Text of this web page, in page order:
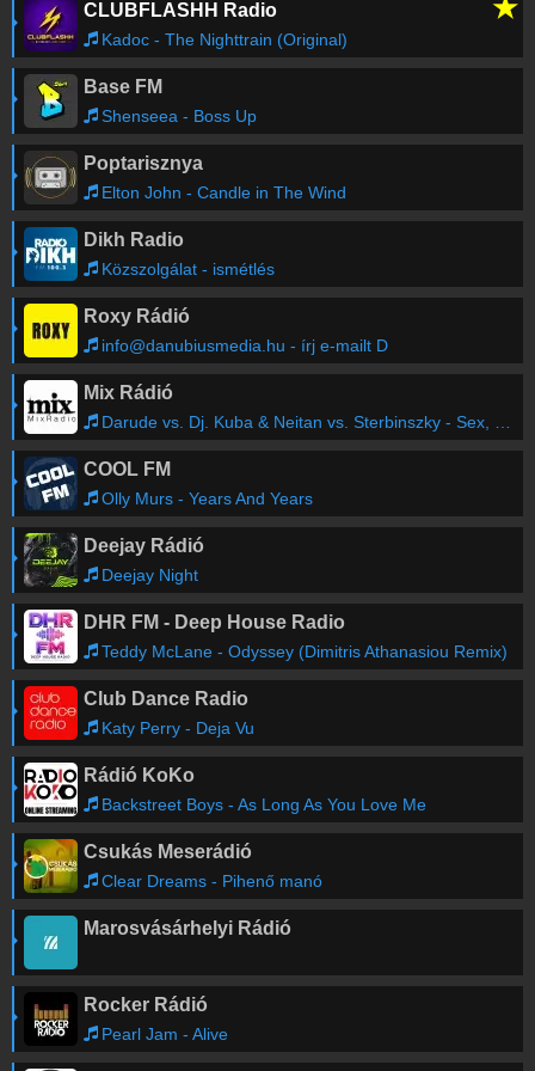
CLUBFLASHH Radio ★
Kadoc - The Nighttrain (Original)
Base FM
Shenseea - Boss Up
Poptarisznya
Elton John - Candle in The Wind
Dikh Radio
Közszolgálat - ismétlés
Roxy Rádió
info@danubiusmedia.hu - írj e-mailt D
Mix Rádió
Darude vs. Dj. Kuba & Neitan vs. Sterbinszky - Sex, Drugs & Sandstorm (Vadim Vronskiy Edit 2023)
COOL FM
Olly Murs - Years And Years
Deejay Rádió
Deejay Night
DHR FM - Deep House Radio
Teddy McLane - Odyssey (Dimitris Athanasiou Remix)
Club Dance Radio
Katy Perry - Deja Vu
Rádió KoKo
Backstreet Boys - As Long As You Love Me
Csukás Meserádió
Clear Dreams - Pihenő manó
Marosvásárhelyi Rádió
Rocker Rádió
Pearl Jam - Alive